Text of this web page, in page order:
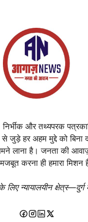
और तथ्यपरक
जुड़े हर अहम मुद्दे को बिना
लाना है। जनता की
करना ही हमारा मिशन
न्यायालयीन क्षेत्र—दुर्ग